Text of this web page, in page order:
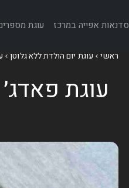
סדנאות אפייה במרכז עוגת
ראשי עוגת יום הולדת ללא גלוטן
עוגת